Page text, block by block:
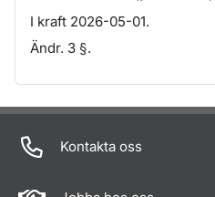
I kraft 2026-05-01.
Ändr. 3 §.
Om sidan
Kontakta oss